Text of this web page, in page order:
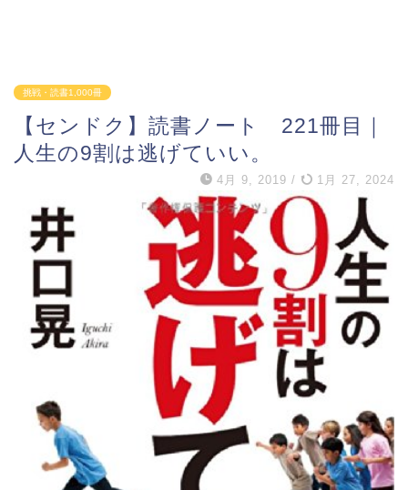
挑戦・読書1,000冊
【センドク】読書ノート 221冊目｜
人生の9割は逃げていい。
4月 9, 2019 / 1月 27, 2024